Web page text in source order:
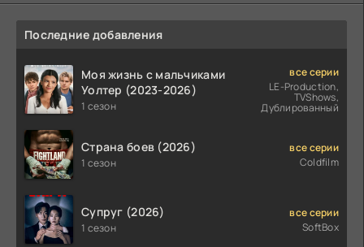
Последние добавления
Моя жизнь с мальчиками
Уолтер (2023-2026)
1 сезон
все серии
LE-Production,
TVShows,
Дублированный
Страна боев (2026)
1 сезон
все серии
Coldfilm
Супруг (2026)
1 сезон
все серии
SoftBox